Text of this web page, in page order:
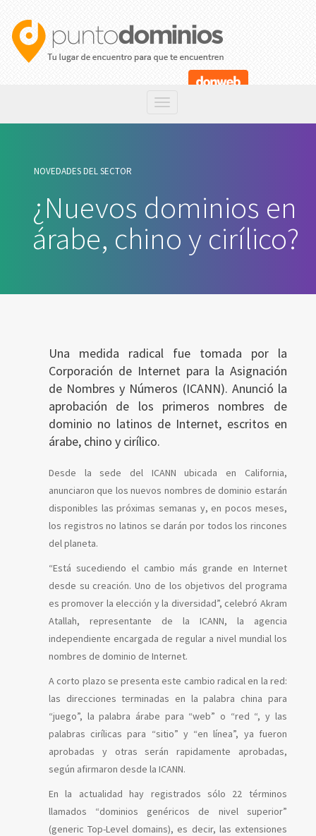
NOVEDADES DEL SECTOR
¿Nuevos dominios en
árabe, chino y cirílico?
Una medida radical fue tomada por la
Corporación de Internet para la Asignación
de Nombres y Números (ICANN). Anunció la
aprobación de los primeros nombres de
dominio no latinos de Internet, escritos en
árabe, chino y cirílico.
Desde la sede del ICANN ubicada en California,
anunciaron que los nuevos nombres de dominio estarán
disponibles las próximas semanas y, en pocos meses,
los registros no latinos se darán por todos los rincones
del planeta.
“Está sucediendo el cambio más grande en Internet
desde su creación. Uno de los objetivos del programa
es promover la elección y la diversidad”, celebró Akram
Atallah, representante de la ICANN, la agencia
independiente encargada de regular a nivel mundial los
nombres de dominio de Internet.
A corto plazo se presenta este cambio radical en la red:
las direcciones terminadas en la palabra china para
“juego”, la palabra árabe para “web” o “red “, y las
palabras cirílicas para “sitio” y “en línea”, ya fueron
aprobadas y otras serán rapidamente aprobadas,
según afirmaron desde la ICANN.
En la actualidad hay registrados sólo 22 términos
llamados “dominios genéricos de nivel superior”
(generic Top-Level domains), es decir, las extensiones